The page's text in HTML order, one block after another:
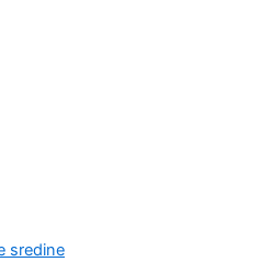
sredine